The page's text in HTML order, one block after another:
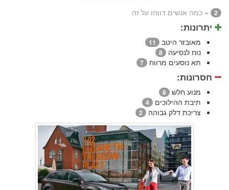
2 = כמה אנשים דווחו על זה
יתרונות:
מאובזר היטב 11
נוח לנסיעה 8
תא נוסעים מרווח 7
חסרונות:
מנוע חלש 8
תיבת ההילוכים 4
צריכת דלק גבוהה 2